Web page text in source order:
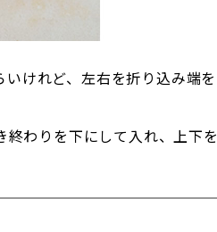
けれど、左右を折り込み端を
わりを下にして入れ、上下を